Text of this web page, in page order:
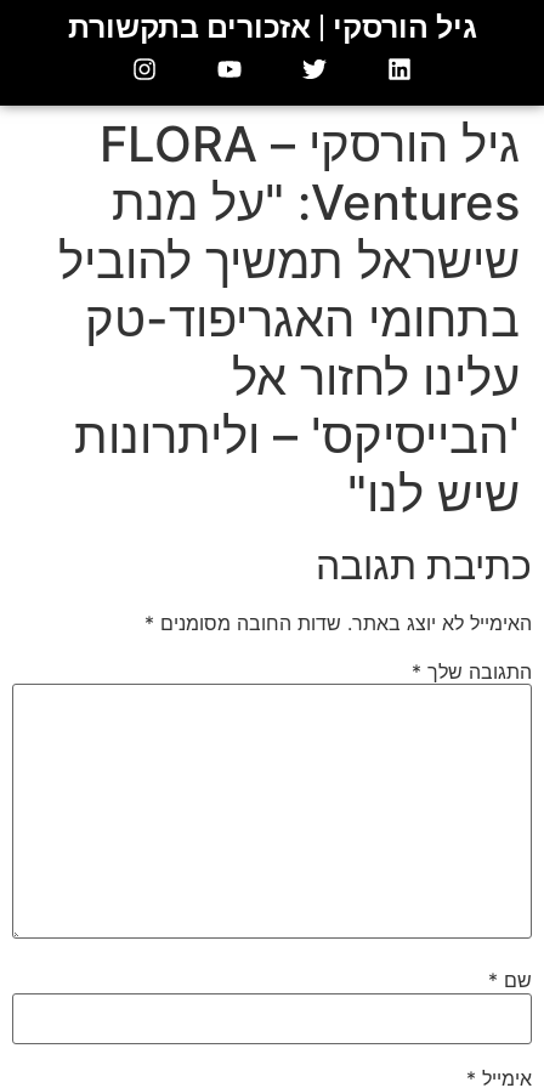
גיל הורסקי | אזכורים בתקשורת
גיל הורסקי – FLORA
Ventures: "על מנת
שישראל תמשיך להוביל
בתחומי האגריפוד-טק
עלינו לחזור אל
'הבייסיקס' – וליתרונות
שיש לנו"
כתיבת תגובה
האימייל לא יוצג באתר. שדות החובה מסומנים *
התגובה שלך *
שם *
אימייל *